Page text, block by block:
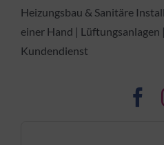
Heizungsbau & Sanitäre
einer Hand | Lüftungsanlagen
Kundendienst